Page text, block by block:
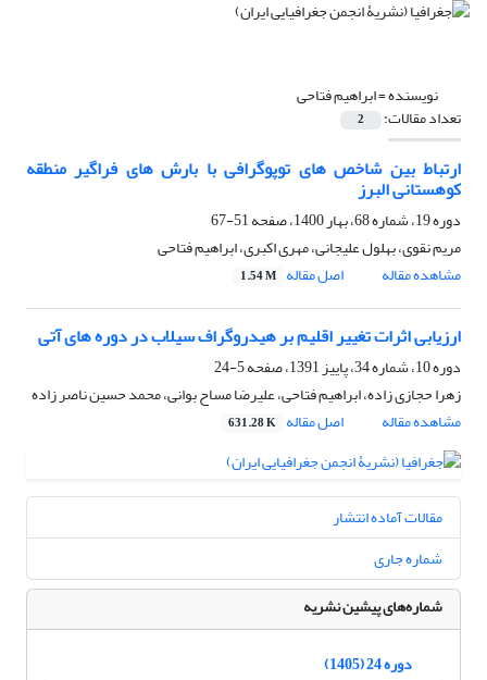
نویسنده =ابراهیم فتاحی
تعداد مقالات: 2
ارتباط بین شاخص های توپوگرافی با بارش های فراگیر منطقه
کوهستانی البرز
دوره 19، شماره 68، بهار 1400، صفحه
51-67
مریم نقوی، بهلول علیجانی، مهری اکبری، ابراهیم فتاحی
مشاهده مقاله
اصل مقاله 1.54 M
ارزیابی اثرات تغییر اقلیم بر هیدروگراف سیلاب در دوره های آتی
دوره 10، شماره 34، پاییز 1391، صفحه
5-24
زهرا حجازی زاده، ابراهیم فتاحی، علیرضا مساح بوانی، محمد حسین ناصر زاده
مشاهده مقاله
اصل مقاله 631.28 K
مقالات آماده انتشار
شماره جاری
شماره‌های پیشین نشریه
دوره 24 (1405)